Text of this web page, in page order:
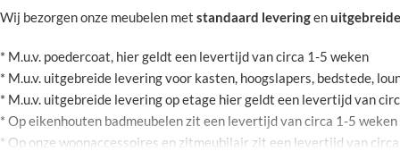
Wij bezorgen onze meubelen met standaard leveringen
* M.u.v. poedercoat, hier geldt een levertijd van circa 1-5 weken
* M.u.v. uitgebreide levering voor kasten, hoogslapers, bedstede,
* M.u.v. uitgebreide levering op etage hier geldt een levertijd van
* Op eikenhouten badmeubelen zit een levertijd van circa 1-5 weken
* Op onze woonaccessoires en zitmeubilair zit een levertijd van